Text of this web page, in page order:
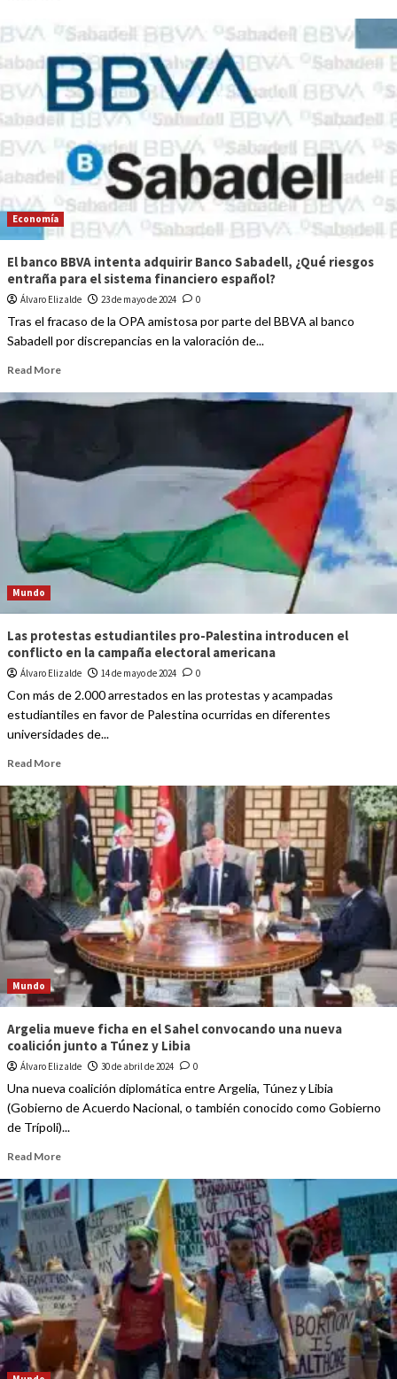
Economía
El banco BBVA intenta adquirir Banco Sabadell, ¿Qué riesgos
entraña para el sistema financiero español?
Álvaro Elizalde 23 de mayo de 2024 0
Tras el fracaso de la OPA amistosa por parte del BBVA al banco
Sabadell por discrepancias en la valoración de...
Read More
Mundo
Las protestas estudiantiles pro-Palestina introducen el
conflicto en la campaña electoral americana
Álvaro Elizalde 14 de mayo de 2024 0
Con más de 2.000 arrestados en las protestas y acampadas
estudiantiles en favor de Palestina ocurridas en diferentes
universidades de...
Read More
Mundo
Argelia mueve ficha en el Sahel convocando una nueva
coalición junto a Túnez y Libia
Álvaro Elizalde 30 de abril de 2024 0
Una nueva coalición diplomática entre Argelia, Túnez y Libia
(Gobierno de Acuerdo Nacional, o también conocido como Gobierno
de Trípoli)...
Read More